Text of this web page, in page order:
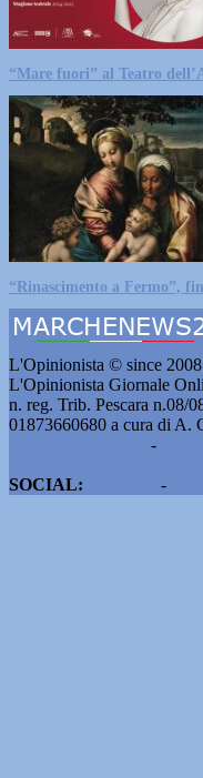
“Mare fuori” al Teatro
“Rinascimento a Fermo”,
L'Opinionista © since
L'Opinionista Giornale
n. reg. Trib. Pescara n.08/
01873660680 a cura di A.
-
SOCIAL:
-